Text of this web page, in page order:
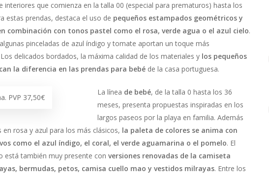
e interiores que comienza en la talla 00 (especial para prematuros) hasta los
estas prendas, destaca el uso de pequeños estampados geométricos y
combinación con tonos pastel como el rosa, verde agua o el azul cielo.
pinceladas de azul índigo y tomate aportan un toque más
delicados bordados, la máxima calidad de los materiales y los pequeños
la diferencia en las prendas para bebé de la casa portuguesa.
PVP 37,50€
La línea de bebé, de la talla 0 hasta los 36
meses, presenta propuestas inspiradas en los
largos paseos por la playa en familia. Además
en rosa y azul para los más clásicos, la paleta de colores se anima con
como el azul índigo, el coral, el verde aguamarina o el pomelo. El
está también muy presente con versiones renovadas de la camiseta
bermudas, petos, camisa cuello mao y vestidos milrayas. Entre los